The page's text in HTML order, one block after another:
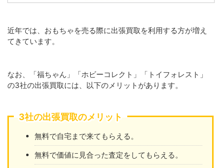
近年では、おもちゃを売る際に出張買取を利用する方が増え
てきています。
なお、「福ちゃん」「ホビーコレクト」「トイフォレスト」
の3社の出張買取には、以下のメリットがあります。
3社の出張買取のメリット
無料で自宅まで来てもらえる。
無料で価値に見合った査定をしてもらえる。